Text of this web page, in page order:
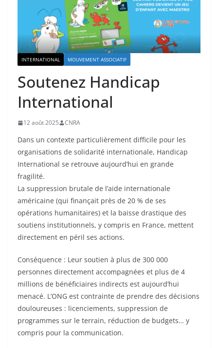
INTERNATIONAL MOUVEMENT ASSOCIATIF
Soutenez Handicap
International
12 août 2025 CNRA
Dans un contexte particulièrement difficile pour les
organisations de solidarité internationale, Handicap
International se retrouve aujourd’hui en grande
fragilité.
La suppression brutale de l’aide internationale
américaine (qui finançait près de 20 % de ses
opérations humanitaires) et la baisse drastique des
soutiens institutionnels, y compris en France, mettent
directement en péril ses actions.
Conséquence : Leur soutien à plus de 300 000
personnes directement accompagnées et plus de 4
millions de bénéficiaires indirects est aujourd’hui
menacé. L’ONG est contrainte de prendre des décisions
douloureuses : licenciements, suppression de
programmes sur le terrain, réduction de budgets… y
compris pour la communication.